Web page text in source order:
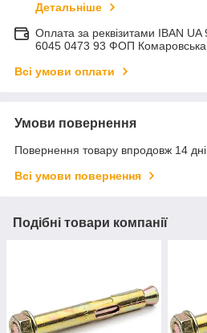
Детальніше
Оплата за реквізитами IBAN
6045 0473 93 ФОП
Всі умови оплати
Умови повернення
Повернення товару впродовж 14
Всі умови повернення
Подібні товари компанії